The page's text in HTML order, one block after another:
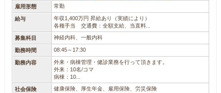
雇用形態 常勤
給与
年収1,400万円 昇給あり（実績により）
各種手当 交通費：全額支給、当直料...
募集科目 神経内科、一般内科
勤務時間 08:45～17:30
勤務内容
外来・病棟管理・健診業務を行って頂きます。
外来：10名/コマ
病棟：10...
社会保険 健康保険、厚生年金、雇用保険、労災保険